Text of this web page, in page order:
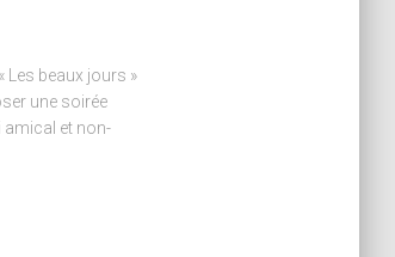
Les beaux jours »
une soirée
amical et non-